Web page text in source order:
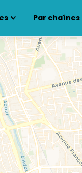
Par chaînes